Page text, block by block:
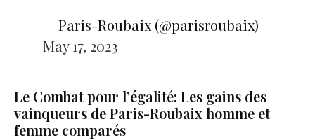
— Paris-Roubaix (@parisroubaix)
May 17, 2023
Le Combat pour l’égalité: Les gains des
vainqueurs de Paris-Roubaix homme et
femme comparés